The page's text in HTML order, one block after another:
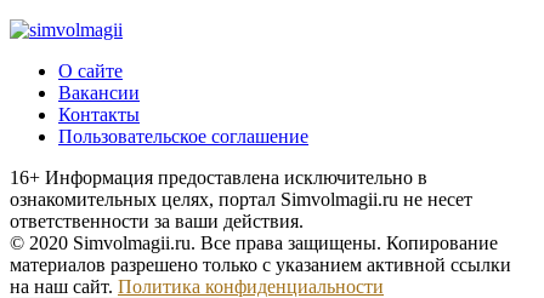
О сайте
Вакансии
Контакты
Пользовательское соглашение
16+ Информация предоставлена исключительно в
ознакомительных целях, портал Simvolmagii.ru не несет
ответственности за ваши действия.
© 2020 Simvolmagii.ru. Все права защищены. Копирование
материалов разрешено только с указанием активной ссылки
на наш сайт. Политика конфиденциальности